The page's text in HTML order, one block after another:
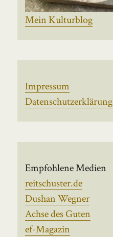
Mein Kulturblog
Impressum
Datenschutzerklärung
Empfohlene Medien
reitschuster.de
Dushan Wegner
Achse des Guten
ef-Magazin